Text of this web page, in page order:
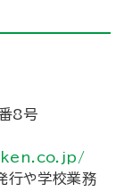
8号
行や学校業務